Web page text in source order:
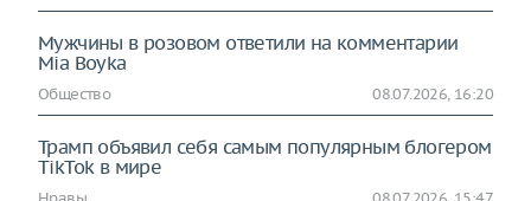
Мужчины в розовом ответили на комментарии
Mia Boyka
Общество 08.07.2026, 16:20
Трамп объявил себя самым популярным блогером
TikTok в мире